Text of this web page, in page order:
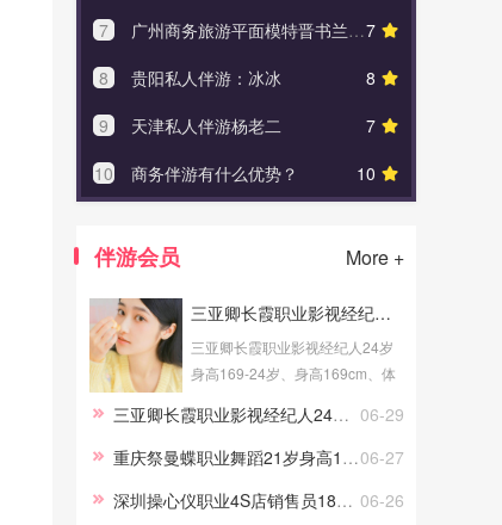
7
7
广州商务旅游平面模特晋书兰个人资料简介
8
8
贵阳私人伴游：冰冰
7
9
天津私人伴游杨老二
10
10 商务伴游有什么优势？
伴游会员 More +
三亚卿长霞职业影视经纪人24岁身高169
三亚卿长霞职业影视经纪人24岁
身高169-24岁、身高169cm、体
经纪人、健身教练，提供三亚伴
游交友，我的职场路上做过礼
贵的工作经历，让伴游服务更顺
06-29
三亚卿长霞职业影视经纪人24岁身高169
06-27
重庆祭曼蝶职业舞蹈21岁身高170
06-26
深圳操心仪职业4S店销售员18岁身高158.5